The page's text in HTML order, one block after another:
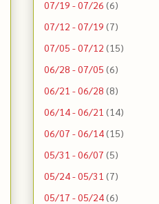
07/19 - 07/26 (6)
07/12 - 07/19 (7)
07/05 - 07/12 (15)
06/28 - 07/05 (6)
06/21 - 06/28 (8)
06/14 - 06/21 (14)
06/07 - 06/14(15)
05/31 - 06/07 (5)
05/24 - 05/31 (7)
05/17 - 05/24(6)